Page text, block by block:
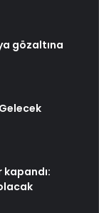
gözaltına